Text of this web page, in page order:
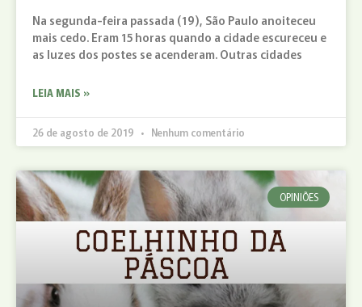
Na segunda-feira passada (19), São Paulo anoiteceu
mais cedo. Eram 15 horas quando a cidade escureceu e
as luzes dos postes se acenderam. Outras cidades
LEIA MAIS »
26 de agosto de 2019 Nenhum comentário
OPINIÕES